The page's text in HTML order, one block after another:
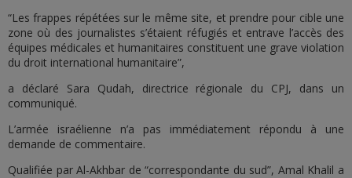
“Les frappes répétées sur le même site, et prendre pour cible une
zone où des journalistes s’étaient réfugiés et entrave l’accès des
équipes médicales et humanitaires constituent une grave violation
du droit international humanitaire”,
a déclaré Sara Qudah, directrice régionale du CPJ, dans un
communiqué.
L’armée israélienne n’a pas immédiatement répondu à une
demande de commentaire.
Qualifiée par Al-Akhbar de “correspondante du sud”, Amal Khalil a